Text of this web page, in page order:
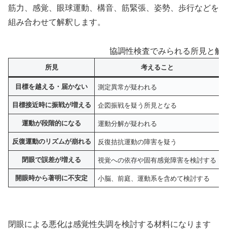
筋力、感覚、眼球運動、構音、筋緊張、姿勢、歩行などを
組み合わせて解釈します。
協調性検査でみられる所見と解
所見 考えること
目標を越える・届かない 測定異常が疑われる
目標接近時に振戦が増える 企図振戦を疑う所見となる
運動が段階的になる 運動分解が疑われる
反復運動のリズムが崩れる 反復拮抗運動の障害を疑う
閉眼で誤差が増える 視覚への依存や固有感覚障害を検討する
開眼時から著明に不安定 小脳、前庭、運動系を含めて検討する
閉眼による悪化は感覚性失調を検討する材料になります